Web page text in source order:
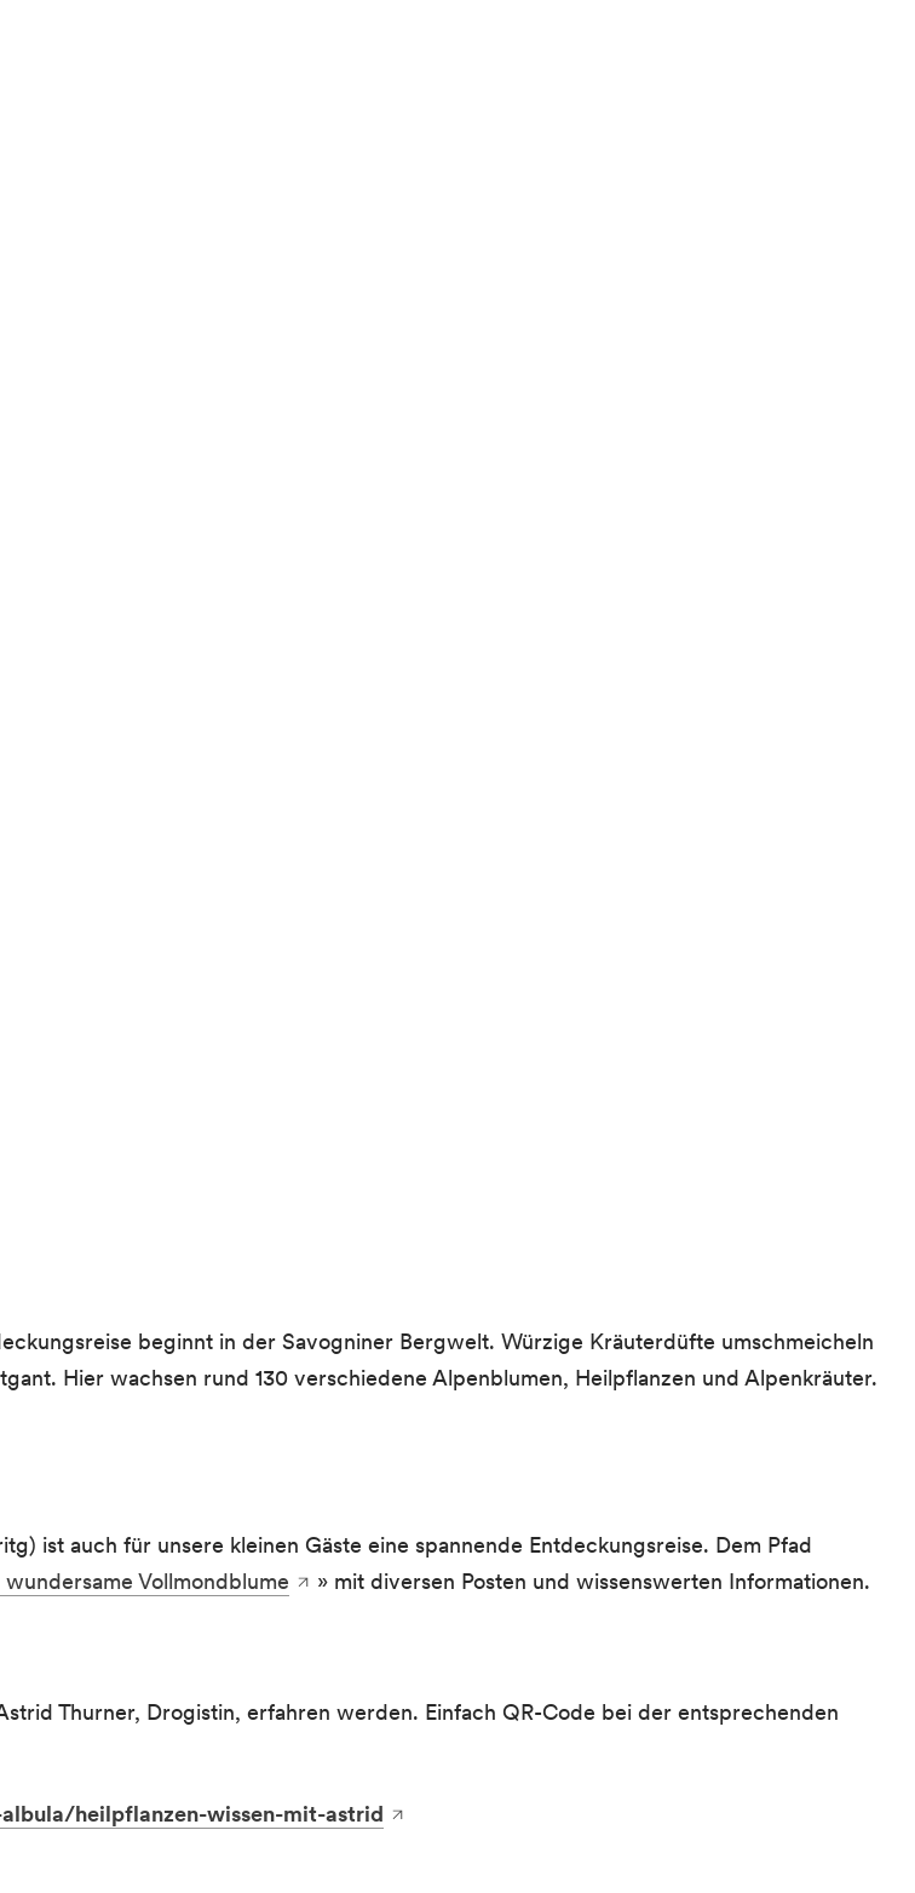
beginnt in der Savogniner Bergwelt. Würzige Kräuterdüfte umschmeicheln
Hier wachsen rund 130 verschiedene Alpenblumen, Heilpflanzen und Alpenkräuter.
ist auch für unsere kleinen Gäste eine spannende Entdeckungsreise. Dem Pfad
Vollmondblume » mit diversen Posten und wissenswerten Informationen.
Thurner, Drogistin, erfahren werden. Einfach QR-Code bei der entsprechenden
heilpflanzen-wissen-mit-astrid